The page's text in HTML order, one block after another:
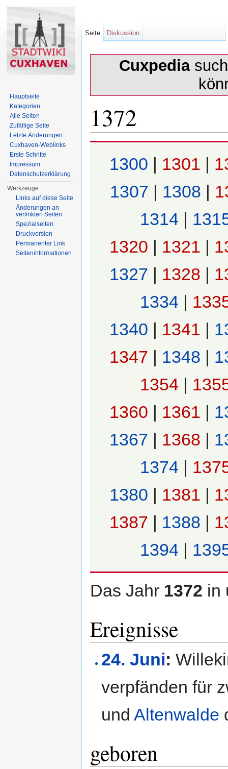
Cuxpedia
1372
1300 1301
1307
1308
1314
1320
1321
1327
1328
1334
1340
1341
1347
1348
1354
1360
1361
1367
1368
1374
1380
1381
1387
1388
1394
Das Jahr 1372 in
Ereignisse
24. Juni:
verpfänden für
undAltenwalde
geboren
Seite Diskussion
Hauptseite
Kategorien
Alle Seiten
Zufällige Seite
Letzte Änderungen
Cuxhaven-Weblinks
Erste Schritte
Impressum
Datenschutzerklärung
Werkzeuge
Links auf diese Seite
Änderungen an
verlinkten Seiten
Spezialseiten
Druckversion
Permanenter Link
Seiten­informationen